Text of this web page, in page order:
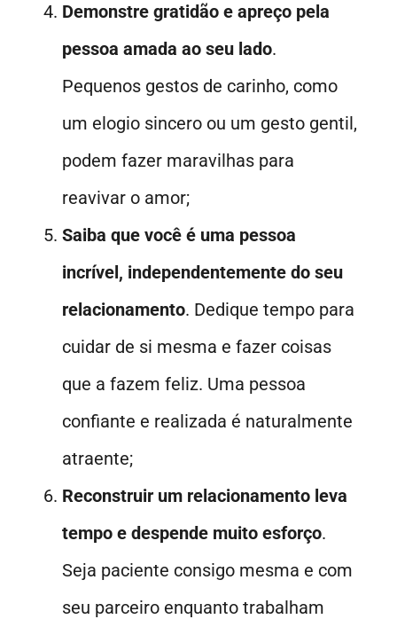
Demonstre gratidão e apreço pela
pessoa amada ao seu lado.
Pequenos gestos de carinho, como
um elogio sincero ou um gesto gentil,
podem fazer maravilhas para
reavivar o amor;
Saiba que você é uma pessoa
incrível, independentemente do seu
relacionamento. Dedique tempo para
cuidar de si mesma e fazer coisas
que a fazem feliz. Uma pessoa
confiante e realizada é naturalmente
atraente;
Reconstruir um relacionamento leva
tempo e despende muito esforço.
Seja paciente consigo mesma e com
seu parceiro enquanto trabalham